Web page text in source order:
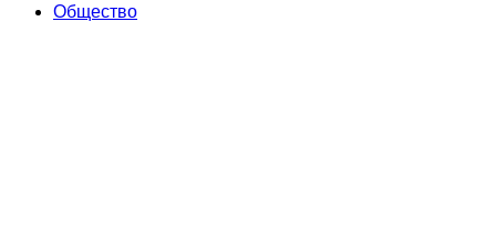
Общество